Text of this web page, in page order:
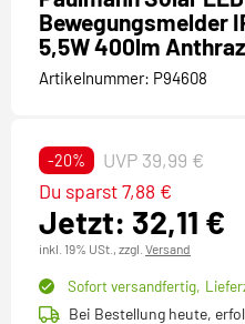
Bewegungsmelder
5,5W 400lm
Artikelnummer: P94608
-20% UVP 39,99 €
Jetzt: 32,11 €
Du sparst 7,88 €
inkl. 19% USt., zzgl. Versand
Sofort versandfertig,
Bei Bestellung heute,